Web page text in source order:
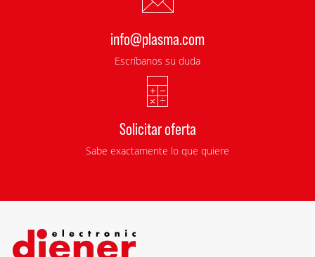
info@plasma.com
Escríbanos su duda
Solicitar oferta
Sabe exactamente lo que quiere